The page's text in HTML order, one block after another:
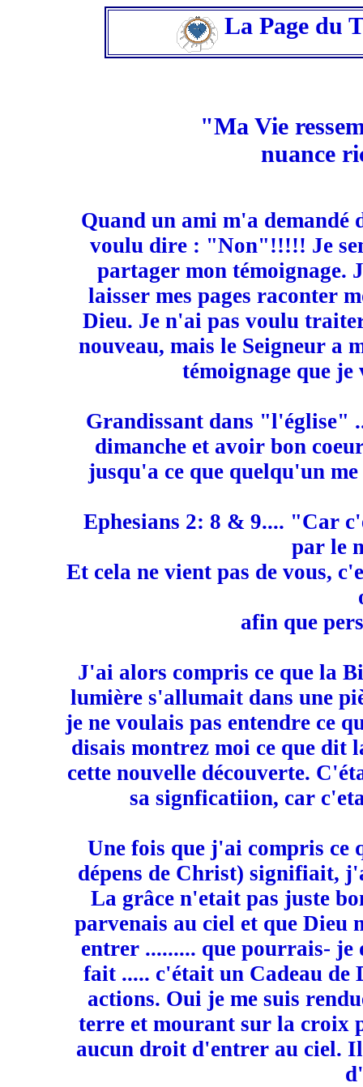
La Page du
"Ma Vie
nuance
Quand un ami m'a
voulu dire : "Non"!!!!! Je
partager mon témoignage.
laisser mes pages raconter
Dieu. Je n'ai pas voulu
nouveau, mais le Seigneur a
témoignage que je
Grandissant dans "l'église"
dimanche et avoir bon
jusqu'a ce que quelqu'un
Ephesians 2: 8 & 9.... "Car
par le
Et cela ne vient pas de vous,
afin que
J'ai alors compris ce que la
lumière s'allumait dans une
je ne voulais pas entendre ce
disais montrez moi ce que dit
cette nouvelle découverte.
sa signficatiion, car
Une fois que j'ai compris ce
dépens de Christ) signifiait,
La grâce n'etait pas juste
parvenais au ciel et que Dieu
entrer ......... que pourrais-
fait ..... c'était un Cadeau de
actions. Oui je me suis
terre et mourant sur la croix
aucun droit d'entrer au ciel.